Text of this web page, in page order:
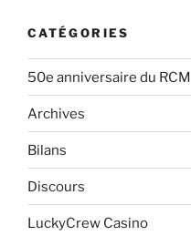
CATÉGORIES
50e anniversaire du RCM
Archives
Bilans
Discours
LuckyCrew Casino